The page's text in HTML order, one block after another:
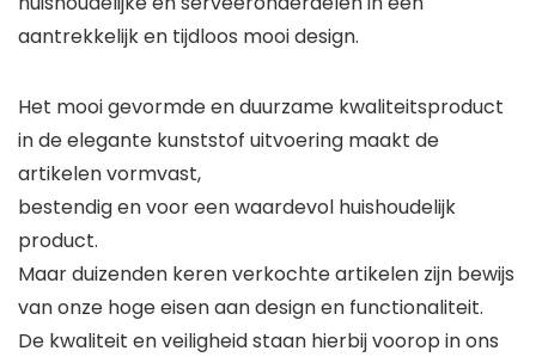
aantrekkelijk en tijdloos mooi design.
Het mooi gevormde en duurzame kwaliteitsproduct
in de elegante kunststof uitvoering maakt de
artikelen vormvast,
bestendig en voor een waardevol huishoudelijk
product.
Maar duizenden keren verkochte artikelen zijn bewijs
van onze hoge eisen aan design en functionaliteit.
De kwaliteit en veiligheid staan hierbij voorop in ons